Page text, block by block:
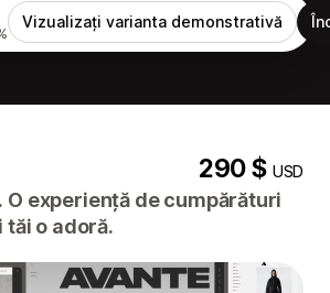
Vizualizați varianta demonstrativă
290 $USD
O experiență de cumpărături
o adoră.